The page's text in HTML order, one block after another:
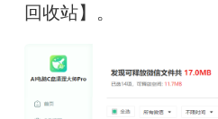
回收站】。